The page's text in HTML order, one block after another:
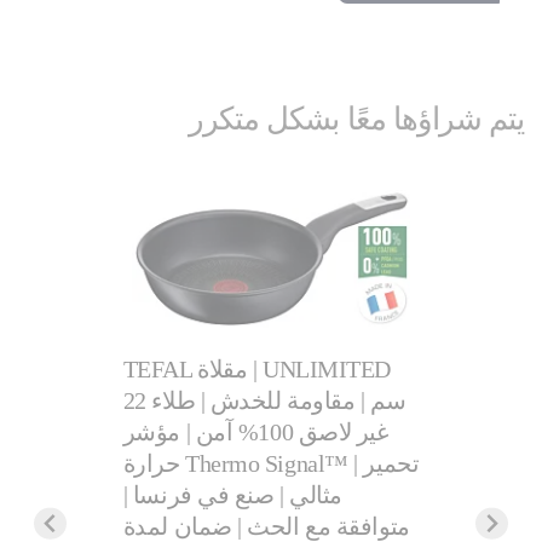
يتم شراؤها معًا بشكل متكرر
TEFAL مقلاة | UNLIMITED
22 سم | مقاومة للخدش | طلاء
غير لاصق 100% آمن | مؤشر
حرارة Thermo Signal™ | تحمير
مثالي | صنع في فرنسا |
متوافقة مع الحث | ضمان لمدة
سنتين |